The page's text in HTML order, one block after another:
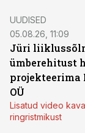
UUDISED
05.08.26, 11:09
Jüri
ümberehitust
projekteerima
OÜ
Lisatud video
ringristmikust